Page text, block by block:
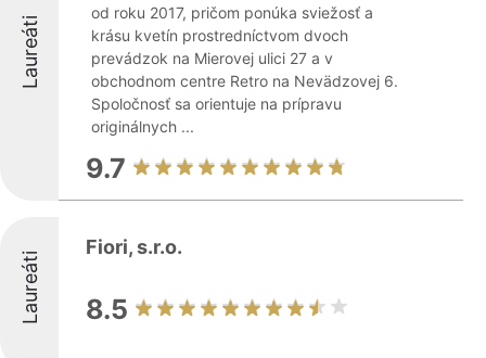
Laureáti
od roku 2017, pričom ponúka sviežosť a
krásu kvetín prostredníctvom dvoch
prevádzok na Mierovej ulici 27 a v
obchodnom centre Retro na Nevädzovej 6.
Spoločnosť sa orientuje na prípravu
originálnych ...
9.7
Laureáti
Fiori, s.r.o.
8.5